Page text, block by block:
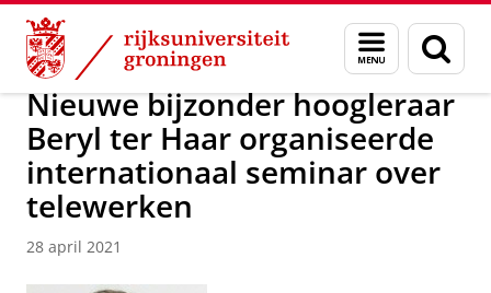
Skip
Content
Skip
Navigation
Menu
en
zoeken
Over ons Nieuwsarchief
Nieuwe bijzonder hoogleraar
Beryl ter Haar organiseerde
internationaal seminar over
telewerken
28 april 2021